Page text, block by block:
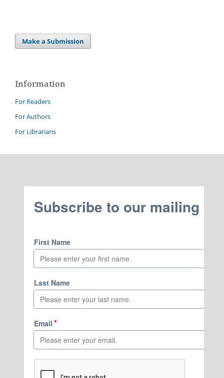
Make a Submission
Information
For Readers
For Authors
For Librarians